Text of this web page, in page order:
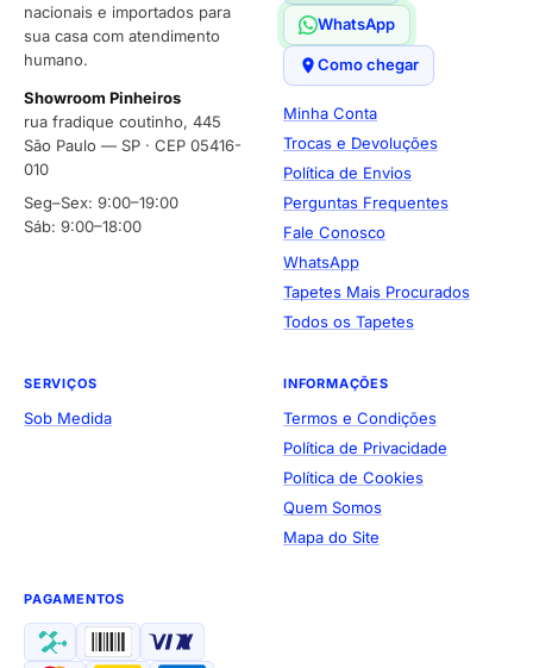
nacionais e importados para
sua casa com atendimento
humano.
Showroom Pinheiros
rua fradique coutinho, 445
São Paulo — SP · CEP 05416-
010
Seg–Sex: 9:00–19:00
Sáb: 9:00–18:00
WhatsApp
Como chegar
Minha Conta
Trocas e Devoluções
Política de Envios
Perguntas Frequentes
Fale Conosco
WhatsApp
Tapetes Mais Procurados
Todos os Tapetes
SERVIÇOS
Sob Medida
INFORMAÇÕES
Termos e Condições
Política de Privacidade
Política de Cookies
Quem Somos
Mapa do Site
PAGAMENTOS